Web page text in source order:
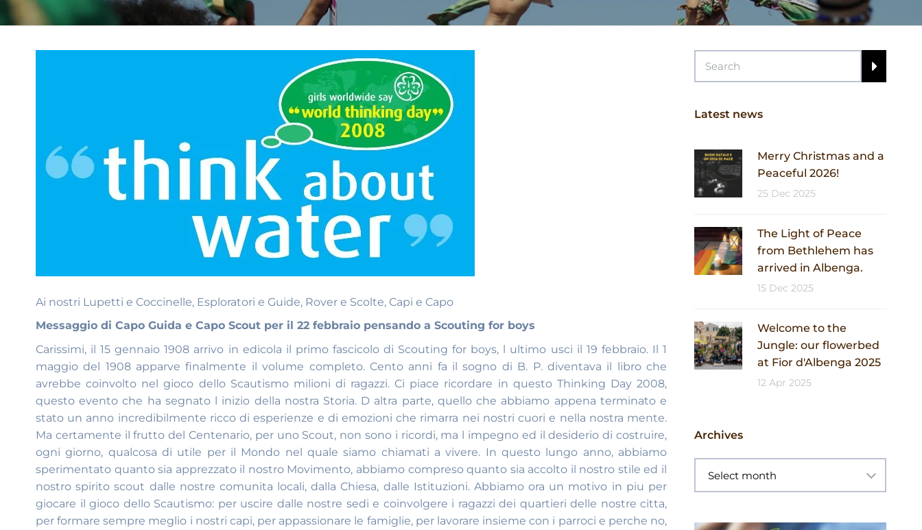
Ai nostri Lupetti e Coccinelle, Esploratori e Guide, Rover e Scolte, Capi e Capo
Messaggio di Capo Guida e Capo Scout per il 22 febbraio pensando a Scouting for boys
Carissimi, il 15 gennaio 1908 arrivo in edicola il primo fascicolo di Scouting for boys, l ultimo usci il 19 febbraio. Il 1
maggio del 1908 apparve finalmente il volume completo. Cento anni fa il sogno di B. P. diventava il libro che
avrebbe coinvolto nel gioco dello Scautismo milioni di ragazzi. Ci piace ricordare in questo Thinking Day 2008,
questo evento che ha segnato l inizio della nostra Storia. D altra parte, quello che abbiamo appena terminato e
stato un anno incredibilmente ricco di esperienze e di emozioni che rimarra nei nostri cuori e nella nostra mente.
Ma certamente il frutto del Centenario, per uno Scout, non sono i ricordi, ma l impegno ed il desiderio di costruire,
ogni giorno, qualcosa di utile per il Mondo nel quale siamo chiamati a vivere. In questo lungo anno, abbiamo
sperimentato quanto sia apprezzato il nostro Movimento, abbiamo compreso quanto sia accolto il nostro stile ed il
nostro spirito scout dalle nostre comunita locali, dalla Chiesa, dalle Istituzioni. Abbiamo ora un motivo in piu per
giocare il gioco dello Scautismo: per uscire dalle nostre sedi e coinvolgere i ragazzi dei quartieri delle nostre citta,
per formare sempre meglio i nostri capi, per appassionare le famiglie, per lavorare insieme con i parroci e perche no,
Latest news
Merry Christmas and a
Peaceful 2026!
25 Dec 2025
The Light of Peace
from Bethlehem has
arrived in Albenga.
15 Dec 2025
Welcome to the
Jungle: our flowerbed
at Fior d'Albenga 2025
12 Apr 2025
Archives